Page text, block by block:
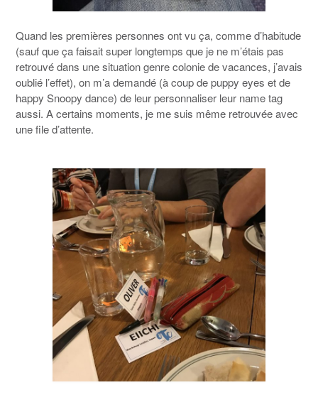
Quand les premières personnes ont vu ça, comme d’habitude
(sauf que ça faisait super longtemps que je ne m’étais pas
retrouvé dans une situation genre colonie de vacances, j’avais
oublié l’effet), on m’a demandé (à coup de puppy eyes et de
happy Snoopy dance) de leur personnaliser leur name tag
aussi. A certains moments, je me suis même retrouvée avec
une file d’attente.